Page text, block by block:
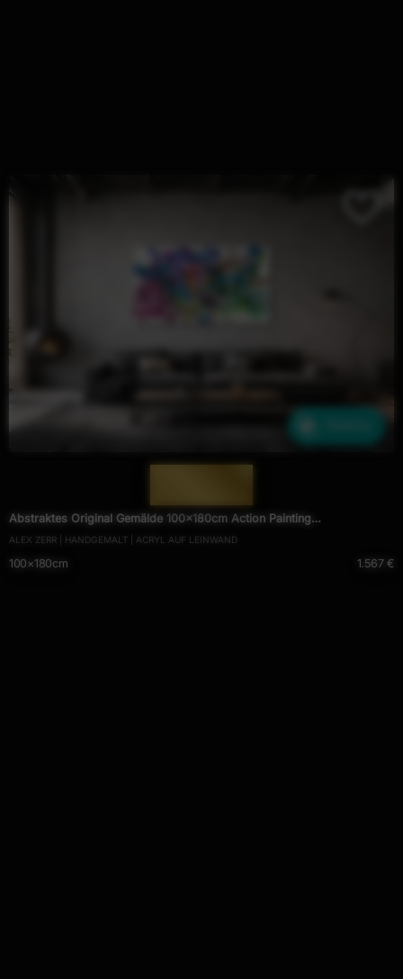
Abstraktes Original Gemälde 100x180cm Action Painting
zeitgenössisch auf Leinwand Fluid Painting weiß bunt grün hochwertig
ALEX ZERR | HANDGEMALT | ACRYL AUF LEINWAND
100×180cm 1.567 €